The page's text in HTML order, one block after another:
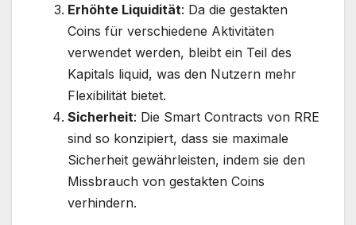
Erhöhte Liquidität: Da die gestakten
Coins für verschiedene Aktivitäten
verwendet werden, bleibt ein Teil des
Kapitals liquid, was den Nutzern mehr
Flexibilität bietet.
Sicherheit: Die Smart Contracts von RRE
sind so konzipiert, dass sie maximale
Sicherheit gewährleisten, indem sie den
Missbrauch von gestakten Coins
verhindern.